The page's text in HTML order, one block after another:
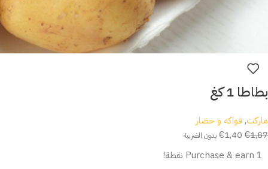
بطاطا 1 كغ
ماركت, فواكه و خضار
€1,87
€1,40 بدون الضريبة
Purchase & earn 1 نقطة!